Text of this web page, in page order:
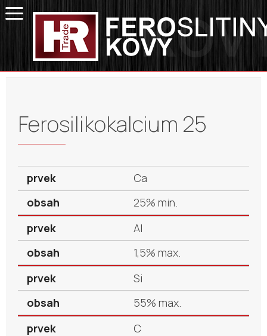
Ferosilikokalcium 25
Ca
25% min.
Al
1,5% max.
Si
55% max.
C